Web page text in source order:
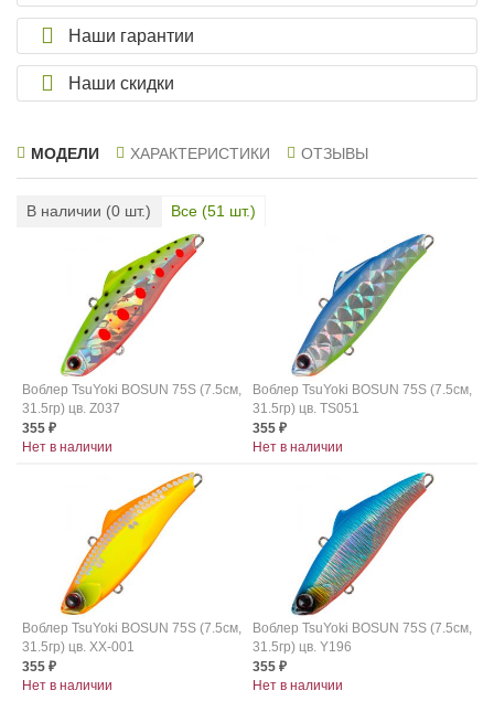
Наши гарантии
Наши скидки
МОДЕЛИ ХАРАКТЕРИСТИКИ ОТЗЫВЫ
В наличии (0 шт.) Все (51 шт.)
Воблер TsuYoki BOSUN 75S (7.5см,
31.5гр) цв. Z037
355 ₽
Нет в наличии
Воблер TsuYoki BOSUN 75S (7.5см,
31.5гр) цв. TS051
355 ₽
Нет в наличии
Воблер TsuYoki BOSUN 75S (7.5см,
31.5гр) цв. XX-001
355 ₽
Нет в наличии
Воблер TsuYoki BOSUN 75S (7.5см,
31.5гр) цв. Y196
355 ₽
Нет в наличии